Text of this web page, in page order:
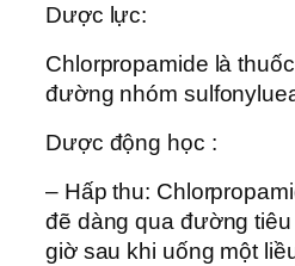
Dược lực:
Chlorpropamide là
đường nhóm
Dược động học :
– Hấp thu:
đẽ dàng qua đường
giờ sau khi uống một